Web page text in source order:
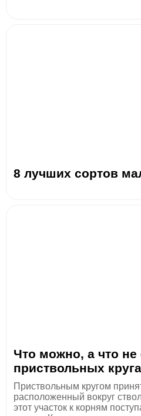
8 лучших сортов
Что можно, а что не
приствольных
Приствольным кругом
расположенный вокруг
этот участок к корням